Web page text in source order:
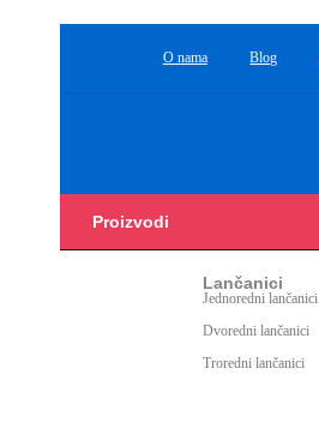
O nama Blog
Proizvodi
Lančanici
Jednoredni lančanici
Dvoredni lančanici
Troredni lančanici